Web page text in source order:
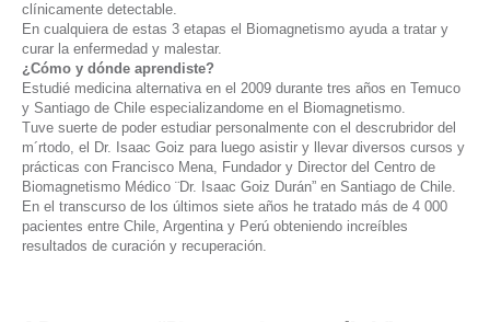
clínicamente detectable.
En cualquiera de estas 3 etapas el Biomagnetismo ayuda a tratar y
curar la enfermedad y malestar.
¿Cómo y dónde aprendiste?
Estudié medicina alternativa en el 2009 durante tres años en Temuco
y Santiago de Chile especializandome en el Biomagnetismo.
Tuve suerte de poder estudiar personalmente con el descrubridor del
m´rtodo, el Dr. Isaac Goiz para luego asistir y llevar diversos cursos y
prácticas con Francisco Mena, Fundador y Director del Centro de
Biomagnetismo Médico ¨Dr. Isaac Goiz Durán” en Santiago de Chile.
En el transcurso de los últimos siete años he tratado más de 4 000
pacientes entre Chile, Argentina y Perú obteniendo increíbles
resultados de curación y recuperación.